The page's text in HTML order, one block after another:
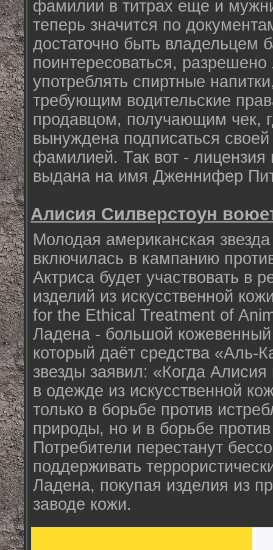
фамилии в титрах еще и
теперь значится по
достаточно быть владельцем
поинтересоваться,
употреблять спиртные
требующим водительские
продавцом, получающим чек,
вынуждена подписаться
фамилией. Так вот -
выдана на имя Дженнифер
Алисия Силверстоун
Молодая американская
включилась в кампанию
Актриса будет участвовать в
изделий из искусственной
for the Ethical Treatment of
Ладена - большой
который даёт средства «Аль-
звезды заявил: «Когда Алисия
в одежде из искусственной
только в борьбе против
природы, но и в борьбе
Потребители перестанут
поддерживать
Ладена, покупая изделия из
заводе кожи.